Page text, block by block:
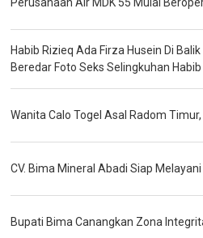
Perusahaan Air MDK 55 Mulai
Habib Rizieq Ada Firza Husein Di
Beredar Foto Seks Selingkuhan
Wanita Calo Togel Asal Radom
CV. Bima Mineral Abadi Siap
Bupati Bima Canangkan Zona